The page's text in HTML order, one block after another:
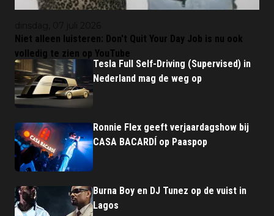
Niet alleen luisteren: Don't Quit Your Day Job is nu ook
volledig te zien op YouTube
Tesla Full Self-Driving (Supervised) in
Nederland mag de weg op
Ronnie Flex geeft verjaardagshow bij
CASA BACARDÍ op Paaspop
Burna Boy en DJ Tunez op de vuist in
Lagos